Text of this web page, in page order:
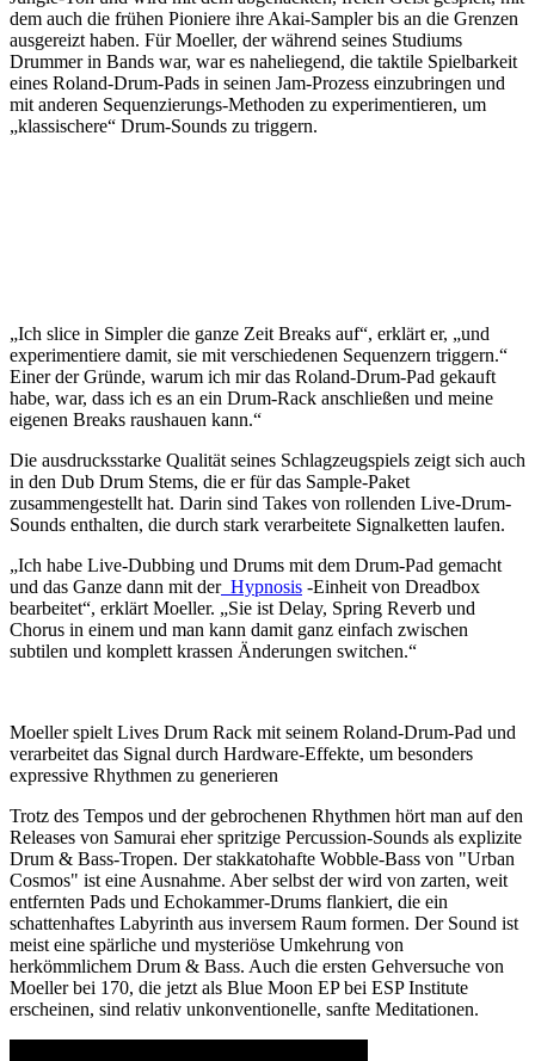
dem auch die frühen Pioniere ihre Akai-Sampler bis an die Grenzen
ausgereizt haben. Für Moeller, der während seines Studiums
Drummer in Bands war, war es naheliegend, die taktile Spielbarkeit
eines Roland-Drum-Pads in seinen Jam-Prozess einzubringen und
mit anderen Sequenzierungs-Methoden zu experimentieren, um
„klassischere“ Drum-Sounds zu triggern.
„Ich slice in Simpler die ganze Zeit Breaks auf“, erklärt er, „und
experimentiere damit, sie mit verschiedenen Sequenzern triggern.“
Einer der Gründe, warum ich mir das Roland-Drum-Pad gekauft
habe, war, dass ich es an ein Drum-Rack anschließen und meine
eigenen Breaks raushauen kann.“
Die ausdrucksstarke Qualität seines Schlagzeugspiels zeigt sich auch
in den Dub Drum Stems, die er für das Sample-Paket
zusammengestellt hat. Darin sind Takes von rollenden Live-Drum-
Sounds enthalten, die durch stark verarbeitete Signalketten laufen.
„Ich habe Live-Dubbing und Drums mit dem Drum-Pad gemacht
und das Ganze dann mit derHypnosis -Einheit von Dreadbox
bearbeitet“, erklärt Moeller. „Sie ist Delay, Spring Reverb und
Chorus in einem und man kann damit ganz einfach zwischen
subtilen und komplett krassen Änderungen switchen.“
Moeller spielt Lives Drum Rack mit seinem Roland-Drum-Pad und
verarbeitet das Signal durch Hardware-Effekte, um besonders
expressive Rhythmen zu generieren
Trotz des Tempos und der gebrochenen Rhythmen hört man auf den
Releases von Samurai eher spritzige Percussion-Sounds als explizite
Drum & Bass-Tropen. Der stakkatohafte Wobble-Bass von "Urban
Cosmos" ist eine Ausnahme. Aber selbst der wird von zarten, weit
entfernten Pads und Echokammer-Drums flankiert, die ein
schattenhaftes Labyrinth aus inversem Raum formen. Der Sound ist
meist eine spärliche und mysteriöse Umkehrung von
herkömmlichem Drum & Bass. Auch die ersten Gehversuche von
Moeller bei 170, die jetzt als Blue Moon EP bei ESP Institute
erscheinen, sind relativ unkonventionelle, sanfte Meditationen.